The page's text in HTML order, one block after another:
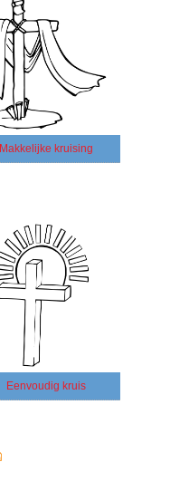
Makkelijke kruising
Eenvoudig kruis